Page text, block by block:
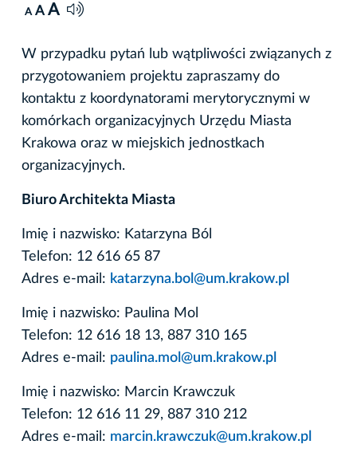
A A A
W przypadku pytań lub wątpliwości związanych z
przygotowaniem projektu zapraszamy do
kontaktu z koordynatorami merytorycznymi w
komórkach organizacyjnych Urzędu Miasta
Krakowa oraz w miejskich jednostkach
organizacyjnych.
Biuro Architekta Miasta
Imię i nazwisko: Katarzyna Ból
Telefon: 12 616 65 87
Adres e-mail: katarzyna.bol@um.krakow.pl
Imię i nazwisko: Paulina Mol
Telefon: 12 616 18 13, 887 310 165
Adres e-mail: paulina.mol@um.krakow.pl
Imię i nazwisko: Marcin Krawczuk
Telefon: 12 616 11 29, 887 310 212
Adres e-mail: marcin.krawczuk@um.krakow.pl